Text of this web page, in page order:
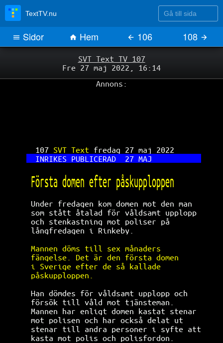
SVT Text TV 107
Fre 27 maj 2022, 16:14
Annons:
107 SVT Text fredag 27 maj 2022
INRIKES PUBLICERAD  27 MAJ
Första domen efter påskupploppen
Under fredagen kom domen mot den man
som stått åtalad för våldsamt upplopp
och stenkastning mot poliser på
långfredagen i Rinkeby.
Mannen döms till sex månaders
fängelse. Det är den första domen
i Sverige efter de så kallade
påskupploppen.
Han dömdes för våldsamt upplopp och
försök till våld mot tjänsteman.
Mannen har enligt domen kastat stenar
mot polisen och har också delat ut
stenar till andra personer i syfte att
kasta mot polis och polisfordon.
TextTV.nu Gå till sida
Sidor Hem 106 108